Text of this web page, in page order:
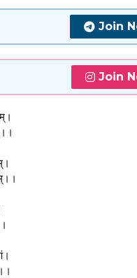
Join
Join